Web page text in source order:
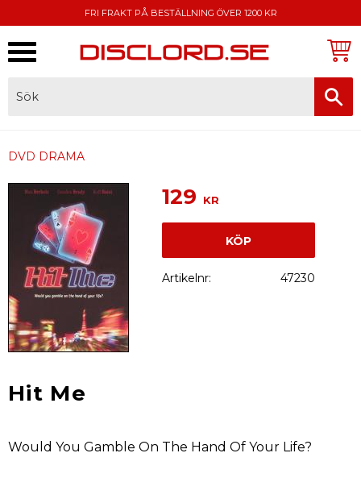
FRI FRAKT PÅ BESTÄLLNING ÖVER 1200 KR
DVD DRAMA
129 KR
KÖP
Artikelnr 47230
Hit Me
Would You Gamble On The Hand Of Your Life?